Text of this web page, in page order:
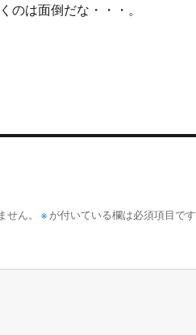
くのは面倒だな・・・。
ん。 ※ が付いている欄は必須項目です